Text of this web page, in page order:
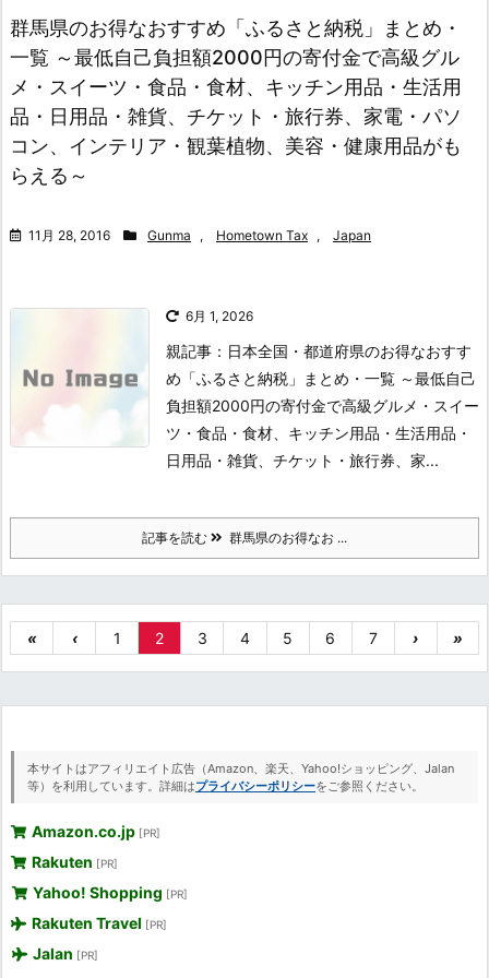
群馬県のお得なおすすめ「ふるさと納税」まとめ・
一覧 ～最低自己負担額2000円の寄付金で高級グル
メ・スイーツ・食品・食材、キッチン用品・生活用
品・日用品・雑貨、チケット・旅行券、家電・パソ
コン、インテリア・観葉植物、美容・健康用品がも
らえる～
11月 28, 2016 Gunma , Hometown Tax , Japan
6月 1, 2026
親記事：日本全国・都道府県のお得なおすす
め「ふるさと納税」まとめ・一覧 ～最低自己
負担額2000円の寄付金で高級グルメ・スイー
ツ・食品・食材、キッチン用品・生活用品・
日用品・雑貨、チケット・旅行券、家...
記事を読む 群馬県のお得なお ...
« ‹ 1 2 3 4 5 6 7 › »
本サイトはアフィリエイト広告（Amazon、楽天、Yahoo!ショッピング、Jalan
等）を利用しています。詳細はプライバシーポリシーをご参照ください。
Amazon.co.jp [PR]
Rakuten [PR]
Yahoo! Shopping [PR]
Rakuten Travel [PR]
Jalan [PR]